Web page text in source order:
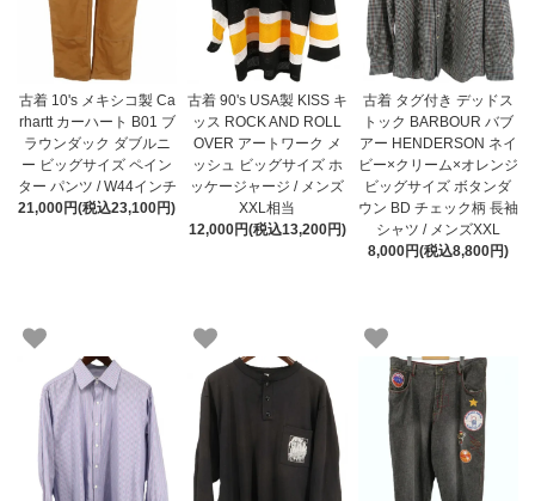
古着 10's メキシコ製 Ca
rhartt カーハート B01 ブ
ラウンダック ダブルニ
ー ビッグサイズ ペイン
ター パンツ / W44インチ
21,000円(税込23,100円)
古着 90's USA製 KISS キ
ッス ROCK AND ROLL
OVER アートワーク メ
ッシュ ビッグサイズ ホ
ッケージャージ / メンズ
XXL相当
12,000円(税込13,200円)
古着 タグ付き デッドス
トック BARBOUR バブ
アー HENDERSON ネイ
ビー×クリーム×オレンジ
ビッグサイズ ボタンダ
ウン BD チェック柄 長袖
シャツ / メンズXXL
8,000円(税込8,800円)